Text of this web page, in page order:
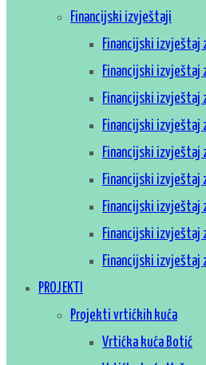
Financijski izvještaji
Financijski izvještaj
Financijski izvještaj
Financijski izvještaj
Financijski izvještaj
Financijski izvještaj
Financijski izvještaj
Financijski izvještaj
Financijski izvještaj
Financijski izvještaj
PROJEKTI
Projekti vrtićkih kuća
Vrtićka kuća Botić